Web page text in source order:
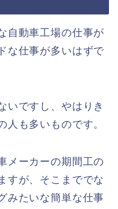
自動車工場の仕事が
な仕事が多いはずで
いですし、やはりき
人も多いものです。
メーカーの期間工の
すが、そこまででな
みたいな簡単な仕事